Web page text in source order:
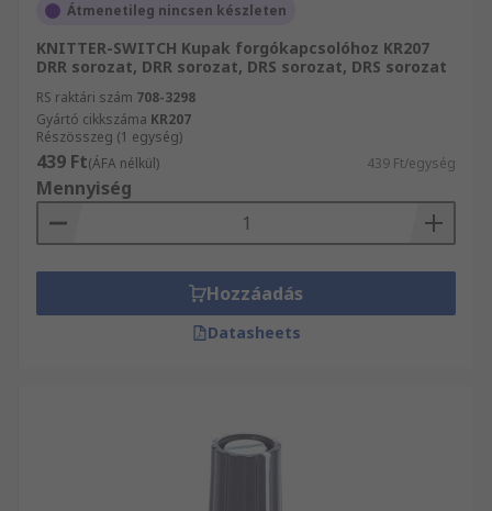
Átmenetileg nincsen készleten
KNITTER-SWITCH Kupak forgókapcsolóhoz KR207
DRR sorozat, DRR sorozat, DRS sorozat, DRS sorozat
RS raktári szám 708-3298
Gyártó cikkszáma KR207
Részösszeg (1 egység)
439 Ft(ÁFA nélkül) 439 Ft/egység
Mennyiség
Hozzáadás
Datasheets